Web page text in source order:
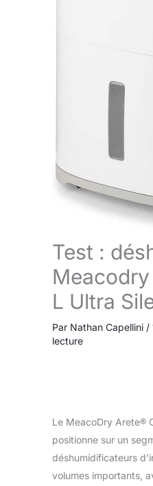
Test :
L Ultra
Par Nathan Capellini /
lecture
Le MeacoDry Arete®
positionne sur un
déshumidificateurs
volumes importants,